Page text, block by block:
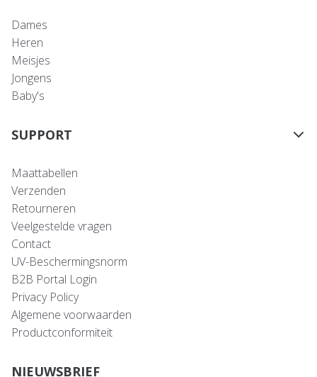
Dames
Heren
Meisjes
Jongens
Baby's
SUPPORT
Maattabellen
Verzenden
Retourneren
Veelgestelde vragen
Contact
UV-Beschermingsnorm
B2B Portal Login
Privacy Policy
Algemene voorwaarden
Productconformiteit
NIEUWSBRIEF